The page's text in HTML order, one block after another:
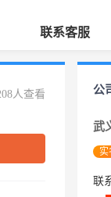
联系客服
人查看 公
武
实
联